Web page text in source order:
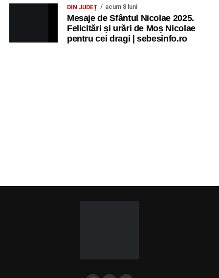
DIN JUDEȚ acum 8 luni
Mesaje de Sfântul Nicolae 2025.
Felicitări și urări de Moș Nicolae
pentru cei dragi | sebesinfo.ro